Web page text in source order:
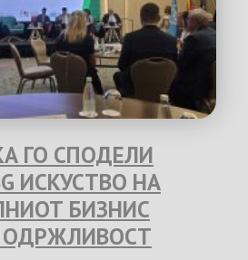
ГО СПОДЕЛИ
ИСКУСТВО НА
БИЗНИС